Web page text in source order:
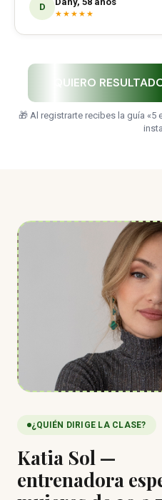
D
★★★★★
QUIERO
🎁 Al registrarte recibes la guía «5
¿QUIÉN DIRIGE LA CLASE?
Katia Sol —
entrenadora